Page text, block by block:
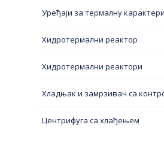
Уређаји за термалну
Хидротермални реактор
Хидротермални реактори
Хладњак и замрзивач са
Центрифуга са хлађењем